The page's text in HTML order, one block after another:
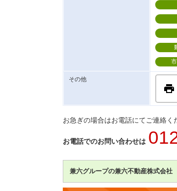
その他
お急ぎの場合はお電話にてご連絡く
お電話でのお問い合わせは
兼六グループの兼六不動産株式会社